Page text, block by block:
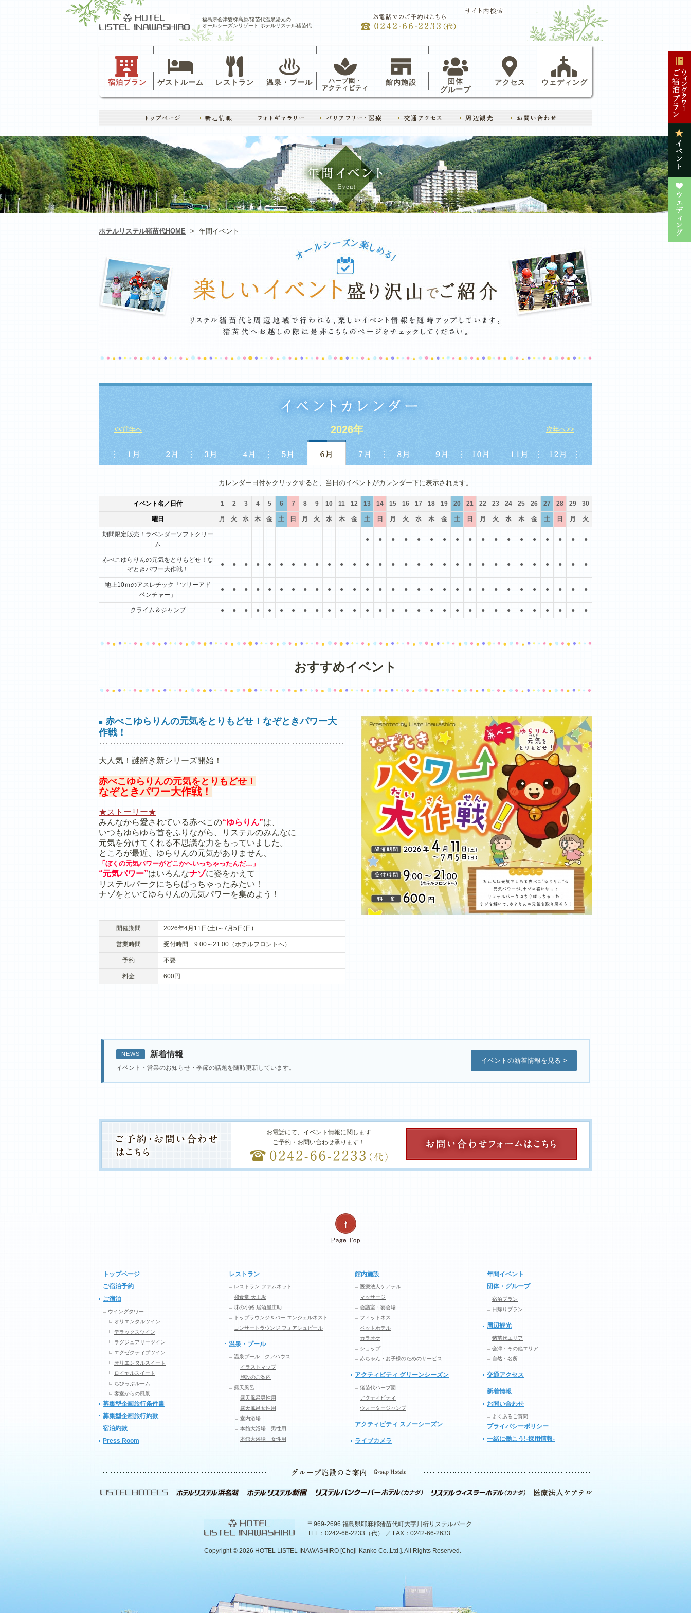
福島県会津磐梯高原/猪苗代温泉湯元の
オールシーズンリゾート ホテルリステル猪苗代
宿泊プラン ゲストルーム レストラン 温泉・プール ハーブ園・
アクティビティ
館内施設
団体
グループ
アクセス ウェディング
ホテルリステル猪苗代HOME > 年間イベント
<<前年へ 2026年 次年へ>>
カレンダー日付をクリックすると、当日のイベントがカレンダー下に表示されます。
イベント名／日付 1 2 3 4 5 6 7 8 9 10 11 12 13 14 15 16 17 18 19 20 21 22 23 24 25 26 27 28 29 30
曜日 月 火 水 木 金 土 日 月 火 水 木 金 土 日 月 火 水 木 金 土 日 月 火 水 木 金 土 日 月 火
期間限定販売！ラベンダーソフトクリー
ム
● ● ● ● ● ● ● ● ● ● ● ● ● ● ● ● ● ●
赤べこゆらりんの元気をとりもどせ！な
ぞときパワー大作戦！
● ● ● ● ● ● ● ● ● ● ● ● ● ● ● ● ● ● ● ● ● ● ● ● ● ● ● ● ● ●
地上10ｍのアスレチック「ツリーアド
ベンチャー」
● ● ● ● ● ● ● ● ● ● ● ● ● ● ● ● ● ● ● ● ● ● ● ● ● ● ● ● ● ●
クライム＆ジャンプ ● ● ● ● ● ● ● ● ● ● ● ● ● ● ● ● ● ● ● ● ● ● ● ● ● ● ● ● ● ●
おすすめイベント
■ 赤べこゆらりんの元気をとりもどせ！なぞときパワー大
作戦！
大人気！謎解き新シリーズ開始！
赤べこゆらりんの元気をとりもどせ！
なぞときパワー大作戦！
★ストーリー★
みんなから愛されている赤べこの“ゆらりん”は、
いつもゆらゆら首をふりながら、リステルのみんなに
元気を分けてくれる不思議な力をもっていました。
ところが最近、ゆらりんの元気がありません、
「ぼくの元気パワーがどこかへいっちゃったんだ…」
“元気パワー”はいろんなナゾに姿をかえて
リステルパークにちらばっちゃったみたい！
ナゾをといてゆらりんの元気パワーを集めよう！
開催期間 2026年4月11日(土)～7月5日(日)
営業時間 受付時間 9:00～21:00（ホテルフロントへ）
予約 不要
料金 600円
NEWS 新着情報
イベント・営業のお知らせ・季節の話題を随時更新しています。
イベントの新着情報を見る >
お電話にて、イベント情報に関します
ご予約・お問い合わせ承ります！
トップページ
ご宿泊予約
ご宿泊
ウイングタワー
オリエンタルツイン
デラックスツイン
ラグジュアリーツイン
エグゼクティブツイン
オリエンタルスイート
ロイヤルスイート
ちびっぷルーム
客室からの風景
募集型企画旅行条件書
募集型企画旅行約款
宿泊約款
Press Room
レストラン
レストラン ファムネット
和食堂 天王坂
味の小路 居酒屋庄助
トップラウンジ＆バー エンジェルネスト
コンサートラウンジ フォアシュピール
温泉・プール
温泉プール クアハウス
イラストマップ
施設のご案内
露天風呂
露天風呂男性用
露天風呂女性用
室内浴場
本館大浴場 男性用
本館大浴場 女性用
館内施設
医療法人ケアテル
マッサージ
会議室・宴会場
フィットネス
ペットホテル
カラオケ
ショップ
赤ちゃん・お子様のためのサービス
アクティビティ グリーンシーズン
猪苗代ハーブ園
アクティビティ
ウォータージャンプ
アクティビティ スノーシーズン
ライブカメラ
年間イベント
団体・グループ
宿泊プラン
日帰りプラン
周辺観光
猪苗代エリア
会津・その他エリア
自然・名所
交通アクセス
新着情報
お問い合わせ
よくあるご質問
プライバシーポリシー
一緒に働こう!-採用情報-
〒969-2696 福島県耶麻郡猪苗代町大字川桁リステルパーク
TEL：0242-66-2233（代） ／ FAX：0242-66-2633
Copyright © 2026 HOTEL LISTEL INAWASHIRO [Choji-Kanko Co.,Ltd.]. All Rights Reserved.